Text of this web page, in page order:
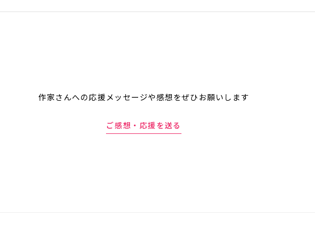
作家さんへの応援メッセージや感想をぜひお願いします
ご感想・応援を送る